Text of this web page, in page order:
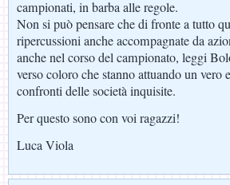
campionati, in barba alle regole.
Non si può pensare che di fronte a tutto
ripercussioni anche accompagnate da
anche nel corso del campionato, leggi
verso coloro che stanno attuando un vero
confronti delle società inquisite.
Per questo sono con voi ragazzi!
Luca Viola